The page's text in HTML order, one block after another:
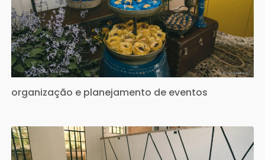
organização e planejamento de eventos